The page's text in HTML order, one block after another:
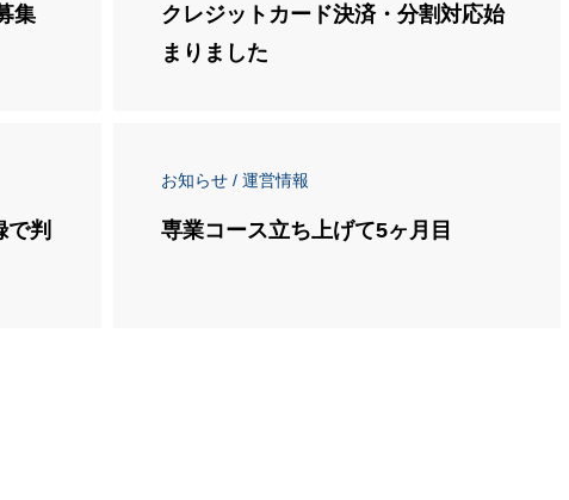
集
クレジットカード決済・分割対応始
まりました
判
お知らせ / 運営情報
専業コース立ち上げて5ヶ月目